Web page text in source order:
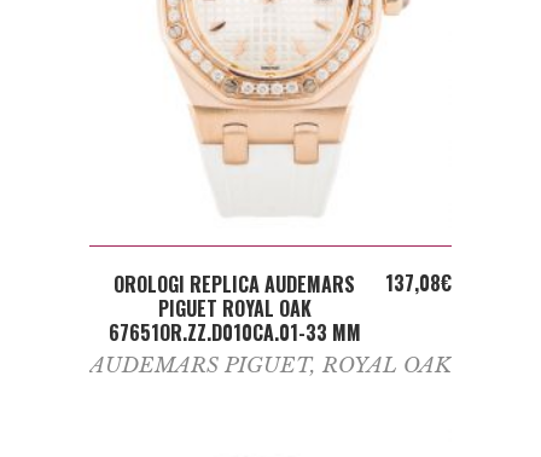
ADD TO CART
OROLOGI REPLICA AUDEMARS
PIGUET ROYAL OAK
67651OR.ZZ.D010CA.01-33 MM
137,08€
AUDEMARS PIGUET, ROYAL OAK